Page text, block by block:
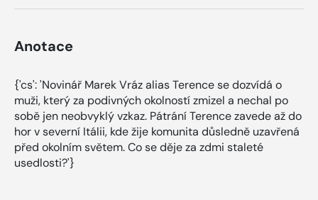
Anotace
{'cs': 'Novinář Marek Vráz alias Terence se dozvídá o
muži, který za podivných okolností zmizel a nechal po
sobě jen neobvyklý vzkaz. Pátrání Terence zavede až do
hor v severní Itálii, kde žije komunita důsledně uzavřená
před okolním světem. Co se děje za zdmi staleté
usedlosti?'}